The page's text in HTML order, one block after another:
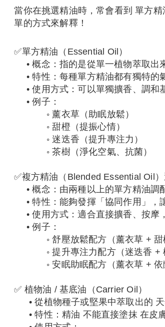
當你在挑選精油時，常會看到 單方
單的方式來解釋！
✅單方精油（Essential Oil）
•概念：指的是從單一植物萃取出
•特性：每種單方精油都有獨特的
•使用方式：可以單獨擴香、調和
•例子：
◦薰衣草（助眠放鬆）
◦甜橙（提振心情）
◦迷迭香（提升專注力）
◦茶樹（淨化空氣、抗菌）
✅複方精油（Blended Essential Oil）
•概念：由兩種以上的單方精油調
•特性：能夠發揮「協同作用」，
•使用方式：適合直接擴香、按摩
•例子：
◦舒壓放鬆配方（薰衣草 + 甜
◦提升專注力配方（迷迭香 +
◦安眠助眠配方（薰衣草 + 依
✅ 植物油 / 基底油（Carrier Oil）
•從植物種子或堅果中萃取出的
•特性：精油 不能直接塗抹 在皮